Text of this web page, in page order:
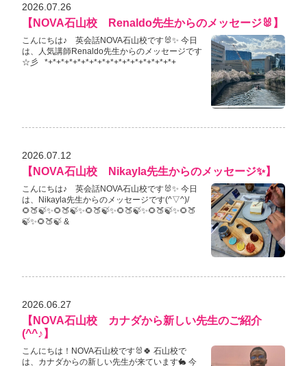
【NOVA石山校 Renaldo先生からのメッセージ🐰】
2026.07.26
こんにちは♪ 英会話NOVA石山校です🐰✨ 今日
は、人気講師Renaldo先生からのメッセージです
☆彡 *+*+*+*+*+*+*+*+*+*+*+*+*+*+*+*+
【NOVA石山校 Nikayla先生からのメッセージ✨】
2026.07.12
こんにちは♪ 英会話NOVA石山校です🐰✨ 今日
は、Nikayla先生からのメッセージです(^▽^)/
🌻🍑🍃✨🌻🍑🍃✨🌻🍑🍃✨🌻🍑🍃✨🌻🍑🍃✨🌻🍑
🍃✨🌻🍑🍃 &
【NOVA石山校 カナダから新しい先生のご紹介
(^^♪】
2026.06.27
こんにちは！NOVA石山校です🐰🍀 石山校で
は、カナダからの新しい先生が来ています🐇 今